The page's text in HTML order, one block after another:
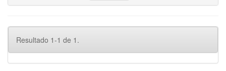
Resultado 1-1 de 1.